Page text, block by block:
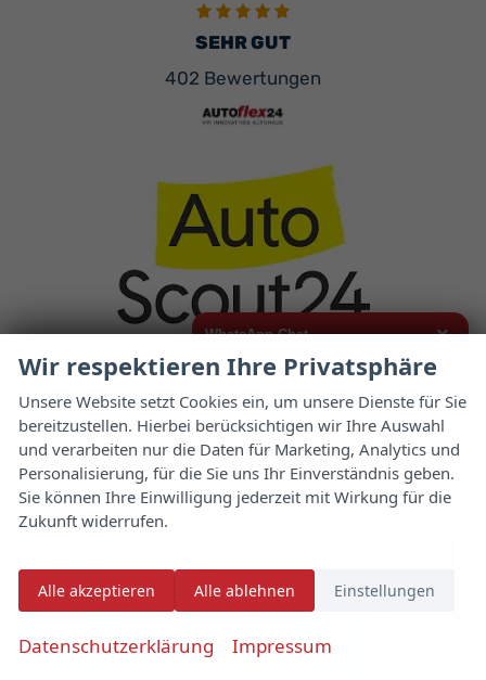
WhatsApp Chat ×
ich interessiere mich für das oben
genannte Fahrzeug und freue mich
über Eure Kontaktaufnahme.
Viele Grüße
SEHR GUT
402 Bewertungen
Wir respektieren Ihre Privatsphäre
Unsere Website setzt Cookies ein, um unsere Dienste für Sie
bereitzustellen. Hierbei berücksichtigen wir Ihre Auswahl
und verarbeiten nur die Daten für Marketing, Analytics und
Personalisierung, für die Sie uns Ihr Einverständnis geben.
Sie können Ihre Einwilligung jederzeit mit Wirkung für die
Zukunft widerrufen.
Alle akzeptieren Alle ablehnen Einstellungen
Datenschutzerklärung Impressum